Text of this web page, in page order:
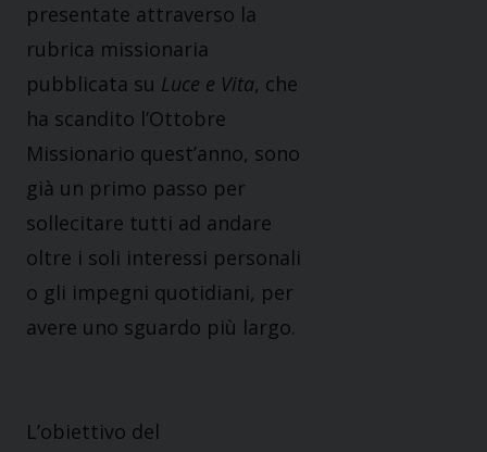
presentate attraverso la
rubrica missionaria
pubblicata su Luce e Vita, che
ha scandito l’Ottobre
Missionario quest’anno, sono
già un primo passo per
sollecitare tutti ad andare
oltre i soli interessi personali
o gli impegni quotidiani, per
avere uno sguardo più largo.
L’obiettivo del